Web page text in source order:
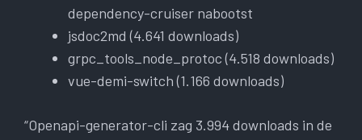
dependency-cruiser nabootst
jsdoc2md (4.641 downloads)
grpc_tools_node_protoc (4.518 downloads)
vue-demi-switch (1.166 downloads)
“Openapi-generator-cli zag 3.994 downloads in de